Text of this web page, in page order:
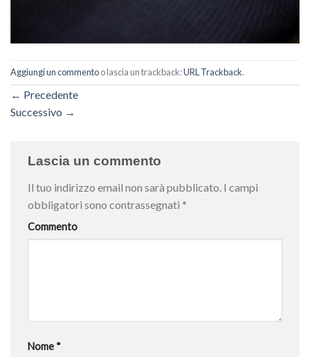
Aggiungi un commentoo lascia un trackback:URL Trackback.
← Precedente
Successivo →
Lascia un commento
Il tuo indirizzo email non sarà pubblicato. I campi
obbligatori sono contrassegnati *
Commento
Nome *